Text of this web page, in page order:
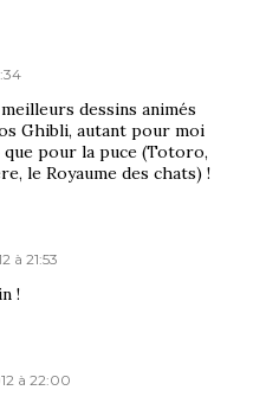
dessins animés
Ghibli, autant pour moi
pour la puce (Totoro,
le Royaume des chats) !
à 21:53
!
à 22:00